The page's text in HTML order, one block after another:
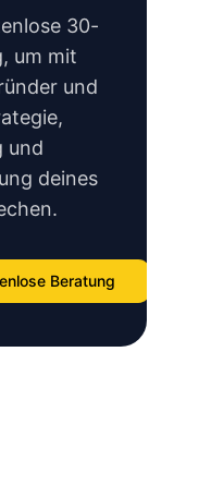
30-
um mit
und
und
deines
Beratung